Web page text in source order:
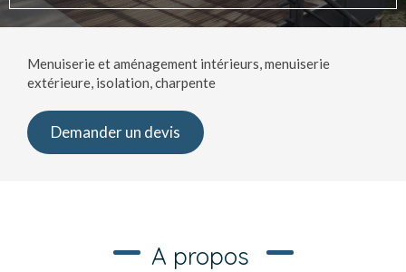
Menuiserie et aménagement intérieurs, menuiserie
extérieure, isolation, charpente
Demander un devis
A propos